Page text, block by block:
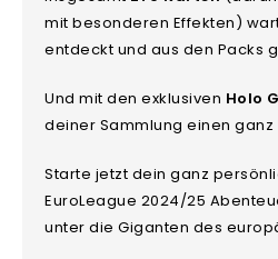
mit besonderen Effekten)
entdeckt und aus den Packs
Und mit den exklusiven Holo
deiner Sammlung einen
Starte jetzt dein ganz
EuroLeague 2024/25
unter die Giganten des